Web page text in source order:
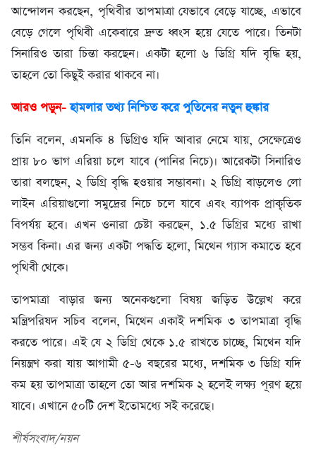
আন্দোলন করছেন, পৃথিবীর তাপমাত্রা যেভাবে বেড়ে যাচ্ছে, এভাবে
বেড়ে গেলে পৃথিবী একেবারে দ্রুত ধ্বংস হয়ে যেতে পারে। তিনটা
সিনারিও তারা চিন্তা করছেন। একটা হলো ৬ ডিগ্রি যদি বৃদ্ধি হয়,
তাহলে তো কিছুই করার থাকবে না।
আরও পড়ুন-হামলার তথ্য নিশ্চিত করে পুতিনের নতুন হুঙ্কার
তিনি বলেন, এমনকি ৪ ডিগ্রিও যদি আবার নেমে যায়, সেক্ষেত্রেও
প্রায় ৮০ ভাগ এরিয়া চলে যাবে (পানির নিচে)। আরেকটা সিনারিও
তারা বলছেন, ২ ডিগ্রি বৃদ্ধি হওয়ার সম্ভাবনা। ২ ডিগ্রি বাড়লেও লো
লাইন এরিয়াগুলো সমুদ্রের নিচে চলে যাবে এবং ব্যাপক প্রাকৃতিক
বিপর্যয় হবে। এখন ওনারা চেষ্টা করছেন, ১.৫ ডিগ্রির মধ্যে রাখা
সম্ভব কিনা। এর জন্য একটা পদ্ধতি হলো, মিথেন গ্যাস কমাতে হবে
পৃথিবী থেকে।
তাপমাত্রা বাড়ার জন্য অনেকগুলো বিষয় জড়িত উল্লেখ করে
মন্ত্রিপরিষদ সচিব বলেন, মিথেন একাই দশমিক ৩ তাপমাত্রা বৃদ্ধি
করতে পারে। এই যে ২ ডিগ্রি থেকে ১.৫ রাখতে চাচ্ছে, মিথেন যদি
নিয়ন্ত্রণ করা যায় আগামী ৫-৬ বছরের মধ্যে, দশমিক ৩ ডিগ্রি যদি
কম হয় তাপমাত্রা তাহলে তো আর দশমিক ২ হলেই লক্ষ্য পূরণ হয়ে
যাবে। এখানে ৫০টি দেশ ইতোমধ্যে সই করেছে।
শীর্ষসংবাদ/নয়ন